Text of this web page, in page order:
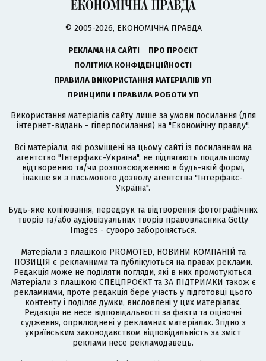
© 2005-2026, ЕКОНОМІЧНА ПРАВДА
РЕКЛАМА НА САЙТІ
ПРО ПРОЄКТ
ПОЛІТИКА КОНФІДЕНЦІЙНОСТІ
ПРАВИЛА ВИКОРИСТАННЯ МАТЕРІАЛІВ УП
ПРИНЦИПИ І ПРАВИЛА РОБОТИ УП
Використання матеріалів сайту лише за умови посилання (для
інтернет-видань - гіперпосилання) на "Економічну правду".
Всі матеріали, які розміщені на цьому сайті із посиланням на
агентство "Інтерфакс-Україна", не підлягають подальшому
відтворенню та/чи розповсюдженню в будь-якій формі,
інакше як з письмового дозволу агентства "Інтерфакс-
Україна".
Будь-яке копіювання, передрук та відтворення фотографічних
творів та/або аудіовізуальних творів правовласника Getty
Images - суворо забороняється.
Матеріали з плашкою PROMOTED, НОВИНИ КОМПАНІЙ та
ПОЗИЦІЯ є рекламними та публікуються на правах реклами.
Редакція може не поділяти погляди, які в них промотуються.
Матеріали з плашкою СПЕЦПРОЄКТ та ЗА ПІДТРИМКИ також є
рекламними, проте редакція бере участь у підготовці цього
контенту і поділяє думки, висловлені у цих матеріалах.
Редакція не несе відповідальності за факти та оціночні
судження, оприлюднені у рекламних матеріалах. Згідно з
українським законодавством відповідальність за зміст
реклами несе рекламодавець.